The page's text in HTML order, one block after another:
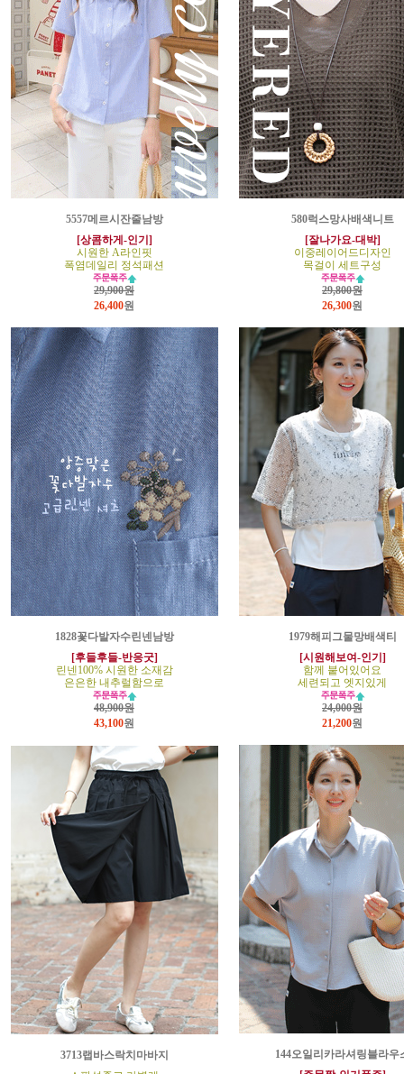
5557메르시잔줄남방
[상콤하게-인기]
시원한 A라인핏
폭염데일리 정석패션
29,900원
26,400원
580럭스망사배색니트
[잘나가요-대박]
이중레이어드디자인
목걸이 세트구성
29,800원
26,300원
1828꽃다발자수린넨남방
[후들후들-반응굿]
린넨100% 시원한 소재감
은은한 내추럴함으로
48,900원
43,100원
1979해피그물망배색티
[시원해보여-인기]
함께 붙어있어요
세련되고 엣지있게
24,000원
21,200원
3713랩바스락치마바지
144오일리카라셔링블라우